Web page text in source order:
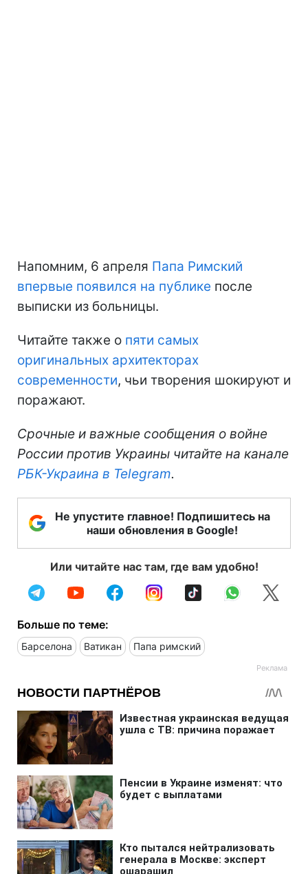
Напомним, 6 апреля Папа Римский
впервые появился на публике после
выписки из больницы.
Читайте также о пяти самых
оригинальных архитекторах
современности, чьи творения шокируют и
поражают.
Срочные и важные сообщения о войне
России против Украины читайте на канале
РБК-Украина в Telegram.
Не упустите главное! Подпишитесь на
наши обновления в Google!
Или читайте нас там, где вам удобно!
Больше по теме:
Барселона Ватикан Папа римский